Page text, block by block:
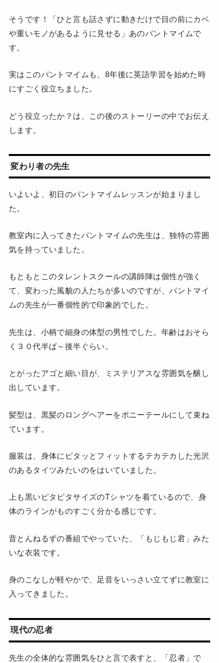
そうです！「ひと言も話さずに動きだけで目の前にカベ
や重いモノがあるように見せる」あのパントマイムで
す。
実はこのパントマイムも、8年後に英語学習を始めた時
にすごく役立ちました。
どう役立ったか？は、この後のストーリーの中でお伝え
します。
変わり者の先生
いよいよ、初日のパントマイムレッスンが始まりまし
た。
教室内に入ってきたパントマイムの先生は、独特の雰囲
気を持っていました。
もともとこのタレントスクールの講師陣は個性が強く
て、変わった風貌の人たちが多いのですが、パントマイ
ムの先生が一番個性的で印象的でした。
先生は、小柄で細身の体型の男性でした。年齢はおそら
く３０代半ば～後半ぐらい。
とがったアゴと細い目が、ミステリアスな雰囲気を醸し
出しています。
髪型は、黒髪のロングヘアーをポニーテールにして束ね
ています。
服装は、身体にピタッとフィットするテカテカした光沢
のあるタイツみたいのをはいていました。
上も黒いピタピタサイズのTシャツを着ているので、身
体のラインがものすごく分かる感じです。
昔とんねるずの番組でやっていた、「もじもじ君」みた
いな衣装です。
身のこなしが軽やかで、足音をいっさい立てずに教室に
入ってきました。
現代の忍者
先生の全体的な雰囲気をひと言で表すと、「忍者」で